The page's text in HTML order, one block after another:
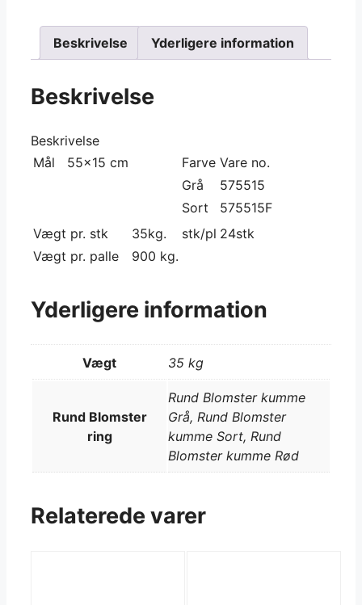
Beskrivelse Yderligere information
Beskrivelse
Beskrivelse
Mål 55×15 cm
Farve Vare no.
Grå
575515
Sort
575515F
Vægt pr. stk
35kg. stk/pl 24stk
Vægt pr. palle
900 kg.
Yderligere information
Vægt 35 kg
Rund Blomster
ring
Rund Blomster kumme
Grå, Rund Blomster
kumme Sort, Rund
Blomster kumme Rød
Relaterede varer